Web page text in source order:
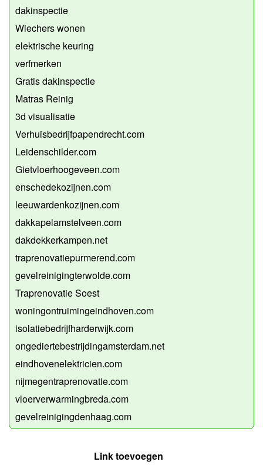
dakinspectie
Wiechers wonen
elektrische keuring
verfmerken
Gratis dakinspectie
Matras Reinig
3d visualisatie
Verhuisbedrijfpapendrecht.com
Leidenschilder.com
Gietvloerhoogeveen.com
enschedekozijnen.com
leeuwardenkozijnen.com
dakkapelamstelveen.com
dakdekkerkampen.net
traprenovatiepurmerend.com
gevelreinigingterwolde.com
Traprenovatie Soest
woningontruimingeindhoven.com
isolatiebedrijfharderwijk.com
ongediertebestrijdingamsterdam.net
eindhovenelektricien.com
nijmegentraprenovatie.com
vloerverwarmingbreda.com
gevelreinigingdenhaag.com
Link toevoegen